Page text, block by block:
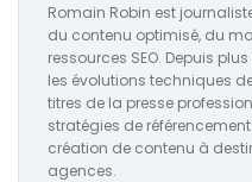
Romain Robin est
du contenu optimisé, du
ressources SEO. Depuis
les évolutions techniques
titres de la presse
stratégies de
création de contenu à
agences.